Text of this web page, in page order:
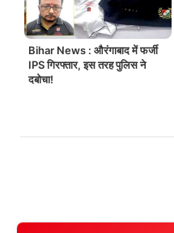
Bihar News : औरंगाबाद में फर्जी
IPS गिरफ्तार, इस तरह पुलिस ने
दबोचा!